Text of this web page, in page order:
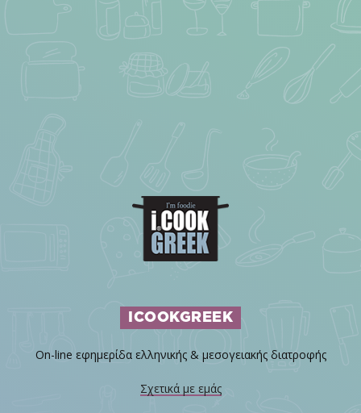
ICOOKGREEK
On-line εφημερίδα ελληνικής & μεσογειακής διατροφής
Σχετικά με εμάς